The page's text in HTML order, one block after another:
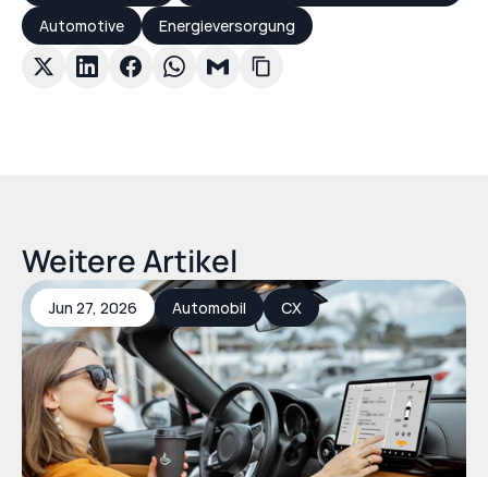
Automotive
Energieversorgung
Weitere Artikel
Jun 27, 2026 Automobil CX